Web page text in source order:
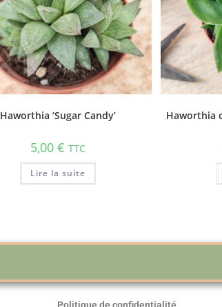
Haworthia ‘Sugar Candy’
5,00€ TTC
Lire la suite
Haworthia